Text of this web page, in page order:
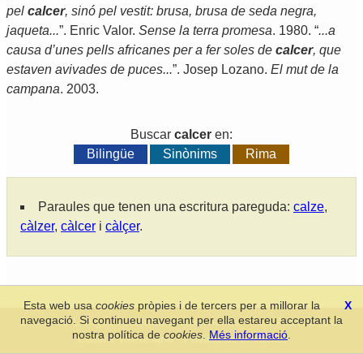
pel calcer, sinó pel vestit: brusa, brusa de seda negra,
jaqueta...”. Enric Valor. Sense la terra promesa. 1980. “...a
causa d’unes pells africanes per a fer soles de calcer, que
estaven avivades de puces...”. Josep Lozano. El mut de la
campana. 2003.
Buscar calcer en:
Bilingüe
Sinònims Rima
Paraules que tenen una escritura pareguda: calze,
càlzer, càlcer i càlçer.
Secció de Llengua i Lliteratura Valencianes-Real Acadèmia de
Cultura Valenciana-Política de privacitat
X
Esta web usacookies pròpies i de tercers per a millorar la
navegació. Si continueu navegant per ella estareu acceptant la
nostra política de cookies Més informació